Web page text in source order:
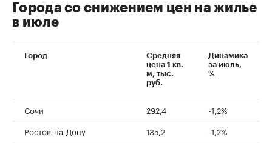
Города со снижением цен на жилье
в июле
Город
Средняя
цена 1 кв.
м, тыс.
руб.
Динамика
за июль,
%
Сочи 292,4
-1,2%
Ростов-на-Дону
135,2
-1,2%